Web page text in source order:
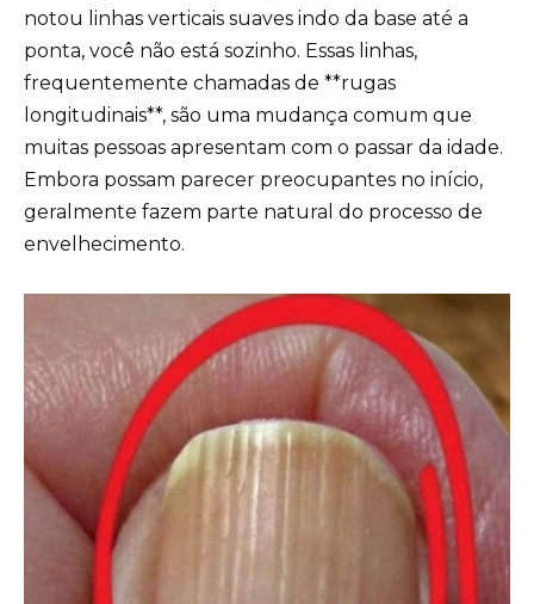
notou linhas verticais suaves indo da base até a
ponta, você não está sozinho. Essas linhas,
frequentemente chamadas de **rugas
longitudinais**, são uma mudança comum que
muitas pessoas apresentam com o passar da idade.
Embora possam parecer preocupantes no início,
geralmente fazem parte natural do processo de
envelhecimento.